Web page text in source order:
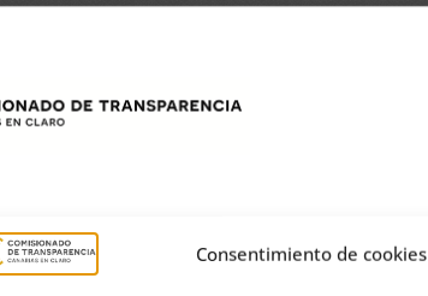
Consentimiento de cookies